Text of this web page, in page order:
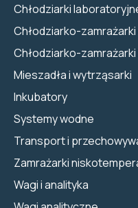
Chłodziarki
Chłodziarko-zamrażarki
Chłodziarko-
Mieszadła i wytrząsarki
Inkubatory
Systemy wodne
Transport i
Zamrażarki
Wagi i analityka